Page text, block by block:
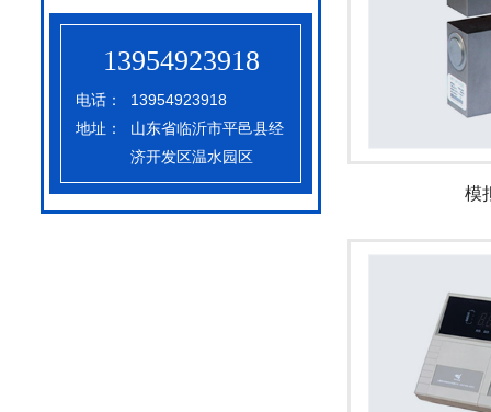
13954923918
电话：
13954923918
地址：
山东省临沂市平邑县经
济开发区温水园区
模